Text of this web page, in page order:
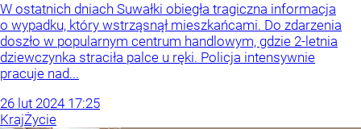
W ostatnich dniach Suwałki obiegła tragiczna informacja
o wypadku, który wstrząsnął mieszkańcami. Do zdarzenia
doszło w popularnym centrum handlowym, gdzie 2-letnia
dziewczynka straciła palce u ręki. Policja intensywnie
pracuje nad...
26 lut 2024 17:25
KrajŻycie